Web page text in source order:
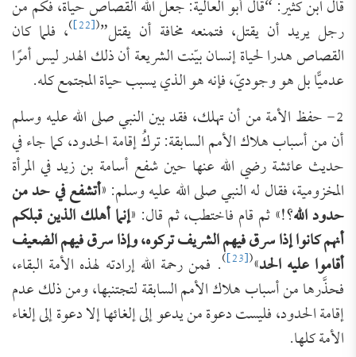
قال ابن كثير: “قال أبو العالية: جعل الله القصاص حياة، فكم من
رجل يريد أن يقتل، فتمنعه مخافة أن يقتل”(
[22]
)، فلما كان
القصاص هدرا لحياة إنسان بيّنت الشريعة أن ذلك الهدر ليس أمرًا
عدميًّا بل هو وجوديّ، فإنه هو الذي يسبب حياة المجتمع كله.
2- حفظ الأمة من أن تهلك، فقد بين النبي صلى الله عليه وسلم
أن من أسباب هلاك الأمم السابقة: تركُ إقامة الحدود، كما جاء في
حديث عائشة رضي الله عنها حين شفع أسامة بن زيد في المرأة
المخزومية، فقال له النبي صلى الله عليه وسلم: «أتشفع في حد من
حدود الله؟!» ثم قام فاختطب، ثم قال: «إنما أهلك الذين قبلكم
أنهم كانوا إذا سرق فيهم الشريف تركوه، وإذا سرق فيهم الضعيف
أقاموا عليه الحد»
(
[23]
). فمن رحمة الله إرادته لهذه الأمة البقاء،
فحذَّرها من أسباب هلاك الأمم السابقة لتجتنبها، ومن ذلك عدم
إقامة الحدود، فليست دعوة من يدعو إلى إلغائها إلا دعوة إلى إلغاء
الأمة كلها.